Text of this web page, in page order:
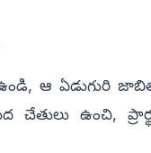
ఉండి, ఆ ఏడుగురి
చేతులు ఉంచి,